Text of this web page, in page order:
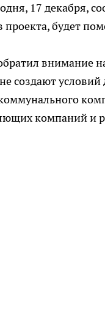
17 декабря,
будет
внимание
создают
компаний и